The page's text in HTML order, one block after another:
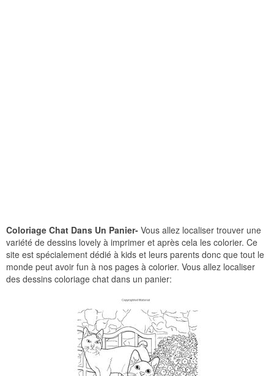
Coloriage Chat Dans Un Panier- Vous allez localiser trouver une
variété de dessins lovely à imprimer et après cela les colorier. Ce
site est spécialement dédié à kids et leurs parents donc que tout le
monde peut avoir fun à nos pages à colorier. Vous allez localiser
des dessins coloriage chat dans un panier: